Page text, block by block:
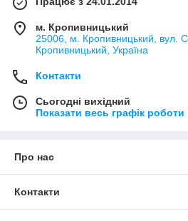
м. Кропивницький
25006, м. Кропивницький, вул.
Кропивницький, Україна
Контакти
Сьогодні вихідний
Показати весь графік роботи
Про нас
Контакти